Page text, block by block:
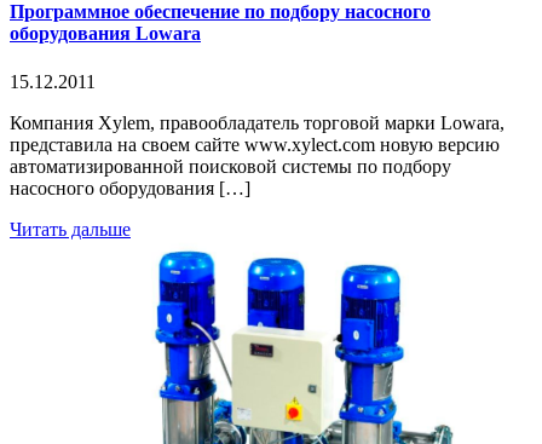
Программное обеспечение по подбору насосного
оборудования Lowara
15.12.2011
Компания Xylem, правообладатель торговой марки Lowara,
представила на своем сайте www.xylect.com новую версию
автоматизированной поисковой системы по подбору
насосного оборудования […]
Читать дальше